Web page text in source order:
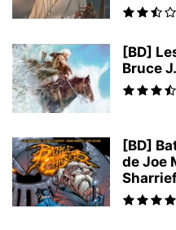
[BD]
Bruce
[BD]
de Joe